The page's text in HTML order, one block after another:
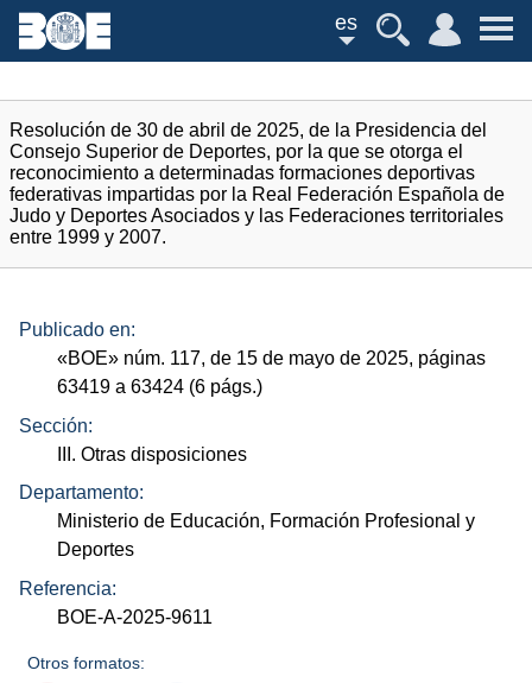
es
Resolución de 30 de abril de 2025, de la Presidencia del
Consejo Superior de Deportes, por la que se otorga el
reconocimiento a determinadas formaciones deportivas
federativas impartidas por la Real Federación Española de
Judo y Deportes Asociados y las Federaciones territoriales
entre 1999 y 2007.
Publicado en:
«BOE» núm. 117, de 15 de mayo de 2025, páginas
63419 a 63424 (6 págs.)
Sección:
III. Otras disposiciones
Departamento:
Ministerio de Educación, Formación Profesional y
Deportes
Referencia:
BOE-A-2025-9611
Otros formatos: